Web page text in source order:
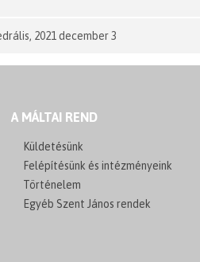
2021 december 3
A MÁLTAI REND
Küldetésünk
Felépítésünk és intézményeink
Történelem
Egyéb Szent János rendek